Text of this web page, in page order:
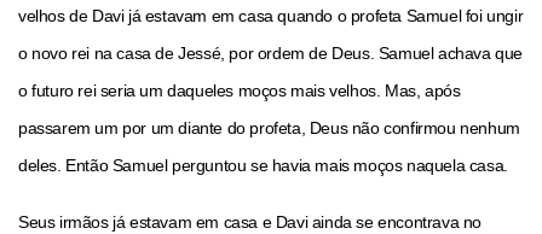
velhos de Davi já estavam em casa quando o profeta Samuel foi ungir
o novo rei na casa de Jessé, por ordem de Deus. Samuel achava que
o futuro rei seria um daqueles moços mais velhos. Mas, após
passarem um por um diante do profeta, Deus não confirmou nenhum
deles. Então Samuel perguntou se havia mais moços naquela casa.
Seus irmãos já estavam em casa e Davi ainda se encontrava no